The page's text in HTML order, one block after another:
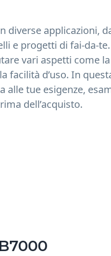
diverse applicazioni,
e progetti di fai-da-
vari aspetti come
facilità d’uso. In
alle tue esigenze,
dell’acquisto.